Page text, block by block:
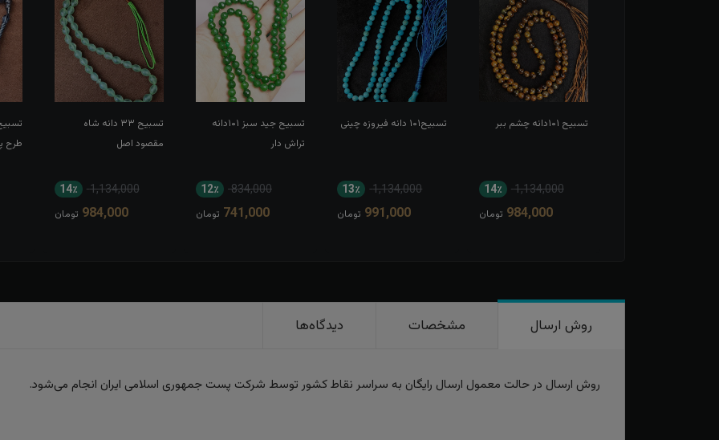
تسبیح ۱۰۱دانه چشم ببر
1,134,000 14٪
984,000 تومان
تسبیح۱۰۱ دانه فیروزه چینی
1,134,000 13٪
991,000 تومان
تسبیح جید سبز ۱۰۱دانه
تراش دار
834,000 12٪
741,000 تومان
تسبیح ۳۳ دانه شاه
مقصود اصل
1,134,000 14٪
984,000 تومان
طرح
روش ارسال مشخصات دیدگاه‌ها
روش ارسال در حالت معمول ارسال رایگان به سراسر نقاط کشور توسط شرکت پست جمهوری اسلامی ایران انجام می‌شود.